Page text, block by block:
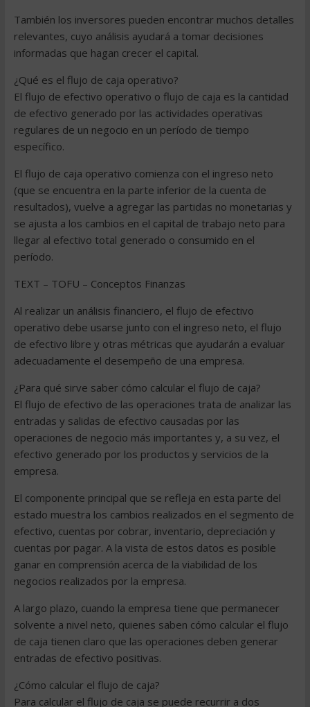
También los inversores pueden encontrar muchos detalles
relevantes, cuyo análisis ayudará a tomar decisiones
informadas que hagan crecer el capital.
¿Qué es el flujo de caja operativo?
El flujo de efectivo operativo o flujo de caja es la cantidad
de efectivo generado por las actividades operativas
regulares de un negocio en un período de tiempo
específico.
El flujo de caja operativo comienza con el ingreso neto
(que se encuentra en la parte inferior de la cuenta de
resultados), vuelve a agregar las partidas no monetarias y
se ajusta a los cambios en el capital de trabajo neto para
llegar al efectivo total generado o consumido en el
período.
TEXT – TOFU – Conceptos Finanzas
Al realizar un análisis financiero, el flujo de efectivo
operativo debe usarse junto con el ingreso neto, el flujo
de efectivo libre y otras métricas que ayudarán a evaluar
adecuadamente el desempeño de una empresa.
¿Para qué sirve saber cómo calcular el flujo de caja?
El flujo de efectivo de las operaciones trata de analizar las
entradas y salidas de efectivo causadas por las
operaciones de negocio más importantes y, a su vez, el
efectivo generado por los productos y servicios de la
empresa.
El componente principal que se refleja en esta parte del
estado muestra los cambios realizados en el segmento de
efectivo, cuentas por cobrar, inventario, depreciación y
cuentas por pagar. A la vista de estos datos es posible
ganar en comprensión acerca de la viabilidad de los
negocios realizados por la empresa.
A largo plazo, cuando la empresa tiene que permanecer
solvente a nivel neto, quienes saben cómo calcular el flujo
de caja tienen claro que las operaciones deben generar
entradas de efectivo positivas.
¿Cómo calcular el flujo de caja?
Para calcular el flujo de caja se puede recurrir a dos